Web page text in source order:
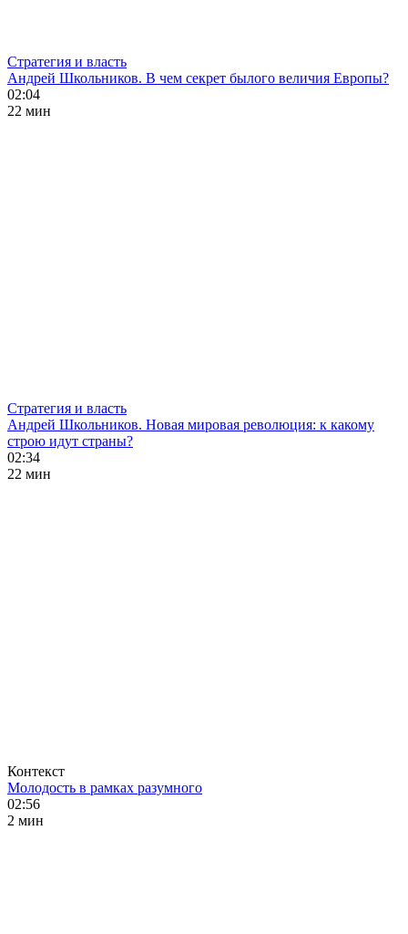
Стратегия и власть
Андрей Школьников. В чем секрет былого величия Европы?
02:04
22 мин
Стратегия и власть
Андрей Школьников. Новая мировая революция: к какому
строю идут страны?
02:34
22 мин
Контекст
Молодость в рамках разумного
02:56
2 мин